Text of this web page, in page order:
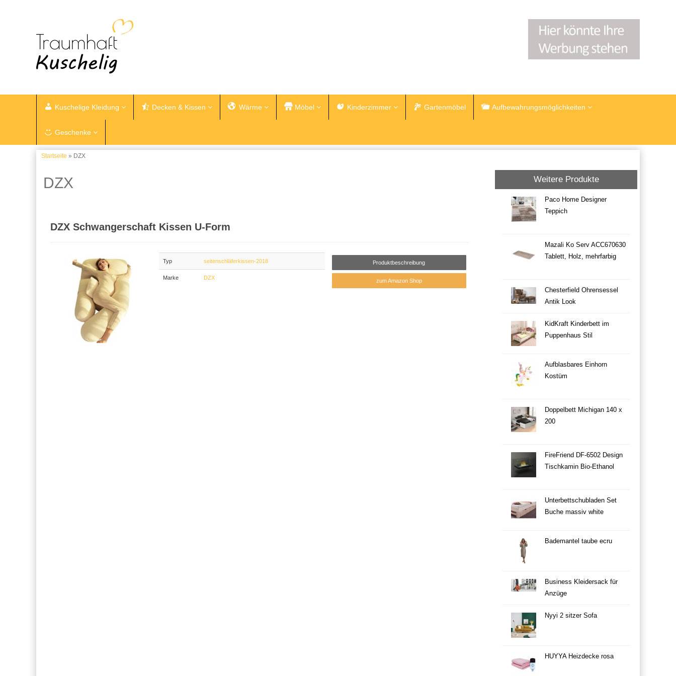
Kuschelige Kleidung Decken & Kissen Wärme Möbel Kinderzimmer Gartenmöbel Aufbewahrungsmöglichkeiten
Geschenke
Startseite » DZX
DZX
DZX Schwangerschaft Kissen U-Form
Typ seitenschläferkissen-2018
Marke DZX
Produktbeschreibung
zum Amazon Shop
Weitere Produkte
Paco Home Designer
Teppich
Mazali Ko Serv ACC670630
Tablett, Holz, mehrfarbig
Chesterfield Ohrensessel
Antik Look
KidKraft Kinderbett im
Puppenhaus Stil
Aufblasbares Einhorn
Kostüm
Doppelbett Michigan 140 x
200
FireFriend DF-6502 Design
Tischkamin Bio-Ethanol
Unterbettschubladen Set
Buche massiv white
Bademantel taube ecru
Business Kleidersack für
Anzüge
Nyyi 2 sitzer Sofa
HUYYA Heizdecke rosa